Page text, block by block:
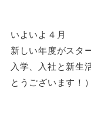
いよいよ４月
新しい年度がスタ
入学、入社と新生
とうございます！）